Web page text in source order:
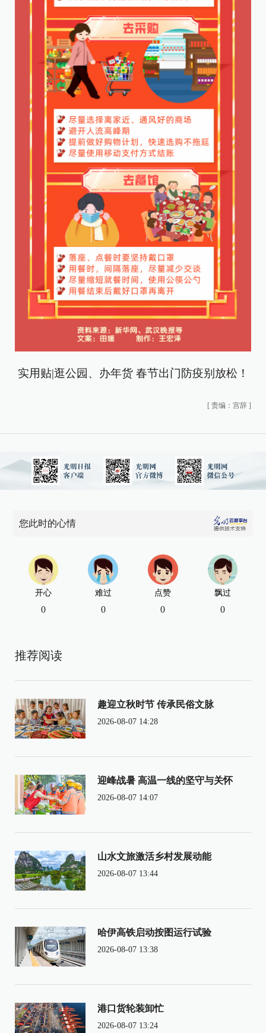
实用贴|逛公园、办年货 春节出门防疫别放松！
[ 责编：宫辞 ]
您此时的心情
开心
0
难过
0
点赞
0
飘过
0
推荐阅读
趣迎立秋时节 传承民俗文脉
2026-08-07 14:28
迎峰战暑 高温一线的坚守与关怀
2026-08-07 14:07
山水文旅激活乡村发展动能
2026-08-07 13:44
哈伊高铁启动按图运行试验
2026-08-07 13:38
港口货轮装卸忙
2026-08-07 13:24